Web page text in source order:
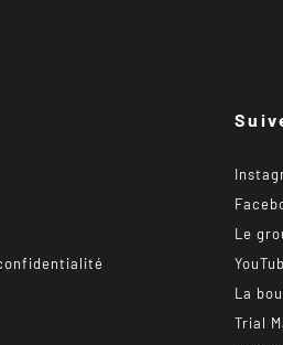
Le
La
Trial